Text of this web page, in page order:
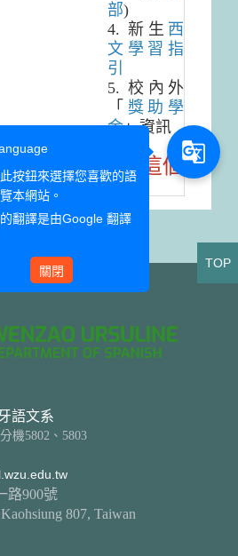
部)
4. 新生 西
文學習指
引
5. 校內外
「 獎助學
金」資訊
家加入西文系這個
大家庭~
語文系
機5802、5803
路900號
807, Taiwan
TOP
按鈕來選擇您喜歡的語
本網站。
翻譯是由Google 翻譯
關閉
g_translate